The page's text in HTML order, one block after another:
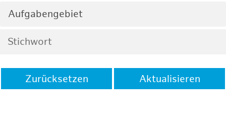
Aufgabengebiet
Zurücksetzen Aktualisieren